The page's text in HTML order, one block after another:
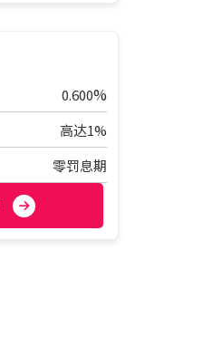
0.600%
高达1%
零罚息期